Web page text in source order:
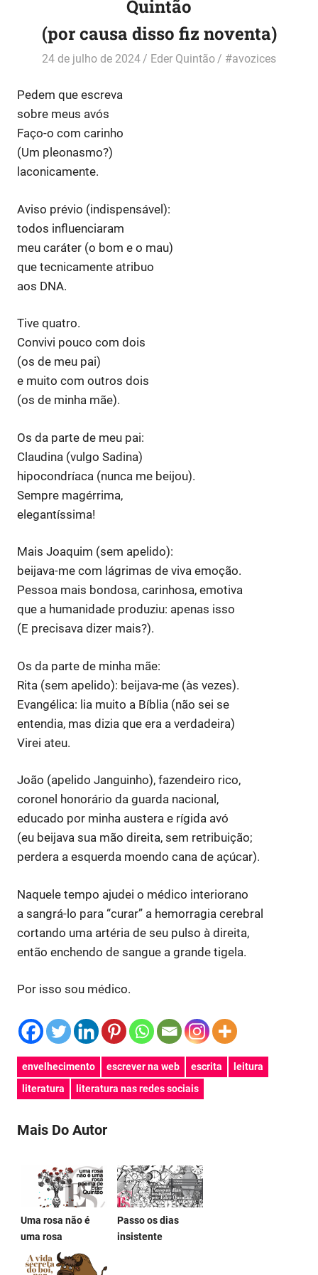
Quintão
(por causa disso fiz noventa)
24 de julho de 2024 Eder Quintão #avozices
Pedem que escreva
sobre meus avós
Faço-o com carinho
(Um pleonasmo?)
laconicamente.
Aviso prévio (indispensável):
todos influenciaram
meu caráter (o bom e o mau)
que tecnicamente atribuo
aos DNA.
Tive quatro.
Convivi pouco com dois
(os de meu pai)
e muito com outros dois
(os de minha mãe).
Os da parte de meu pai:
Claudina (vulgo Sadina)
hipocondríaca (nunca me beijou).
Sempre magérrima,
elegantíssima!
Mais Joaquim (sem apelido):
beijava-me com lágrimas de viva emoção.
Pessoa mais bondosa, carinhosa, emotiva
que a humanidade produziu: apenas isso
(E precisava dizer mais?).
Os da parte de minha mãe:
Rita (sem apelido): beijava-me (às vezes).
Evangélica: lia muito a Bíblia (não sei se
entendia, mas dizia que era a verdadeira)
Virei ateu.
João (apelido Janguinho), fazendeiro rico,
coronel honorário da guarda nacional,
educado por minha austera e rígida avó
(eu beijava sua mão direita, sem retribuição;
perdera a esquerda moendo cana de açúcar).
Naquele tempo ajudei o médico interiorano
a sangrá-lo para “curar” a hemorragia cerebral
cortando uma artéria de seu pulso à direita,
então enchendo de sangue a grande tigela.
Por isso sou médico.
envelhecimento escrever na web escrita
leitura
literatura
literatura nas redes sociais
Mais Do Autor
Uma rosa não é
uma rosa
Passo os dias
insistente